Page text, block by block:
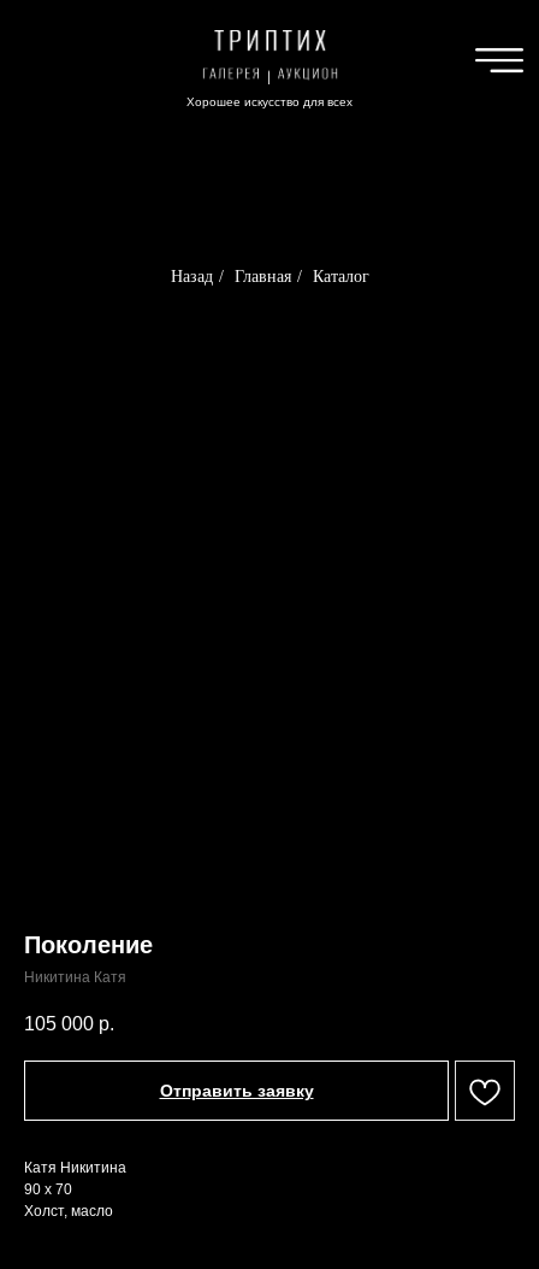
Хорошее искусство для всех
Назад / Главная / Каталог
Поколение
Никитина Катя
105 000 р.
Отправить заявку
Катя Никитина
90 х 70
Холст, масло